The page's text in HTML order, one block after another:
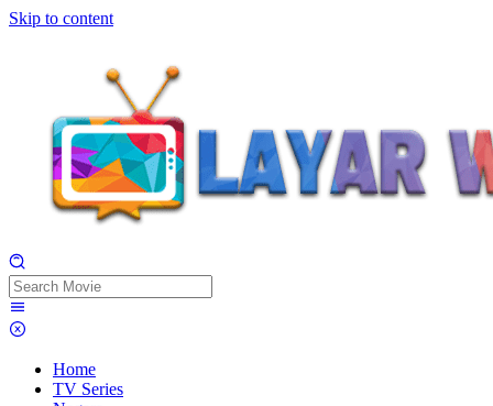
Skip to content
Home
TV Series